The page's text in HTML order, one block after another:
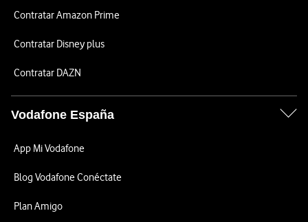
Contratar Amazon Prime
Contratar Disney plus
Contratar DAZN
Vodafone España
App Mi Vodafone
Blog Vodafone Conéctate
Plan Amigo